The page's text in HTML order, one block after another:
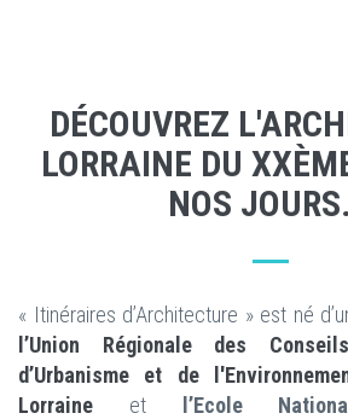
DÉCOUVREZ
LORRAINE DU
NOS
« Itinéraires d’Architecture » est né
l’Union Régionale des
d’Urbanisme et de
Lorraine et
l’Ecole